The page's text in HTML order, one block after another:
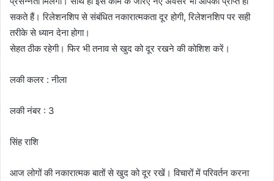
सकते हैं। रिलेशनशिप से संबंधित नकारात्मकता दूर होगी, रिलेशनशिप पर सही
तरीके से ध्यान देना होगा।
सेहत ठीक रहेगी। फिर भी तनाव से खुद को दूर रखने की कोशिश करें।
लकी कलर : नीला
लकी नंबर : 3
सिंह राशि
आज लोगों की नकारात्मक बातों से खुद को दूर रखें। विचारों में परिवर्तन करना